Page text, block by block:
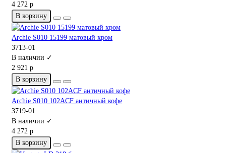
4 272 р
В корзину
Archie S010 15199 матовый хром
3713-01
В наличии ✓
2 921 р
В корзину
Archie S010 102ACF античный кофе
3719-01
В наличии ✓
4 272 р
В корзину